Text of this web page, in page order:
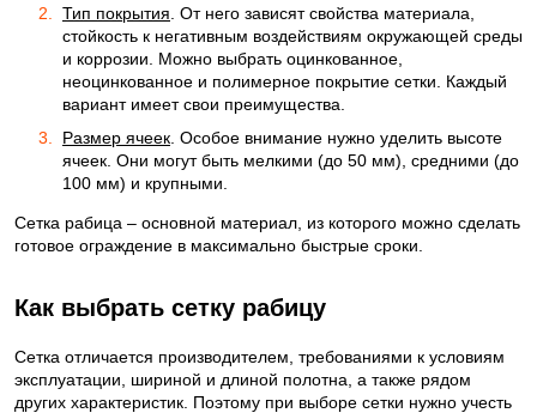
Тип покрытия. От него зависят свойства материала,
стойкость к негативным воздействиям окружающей среды
и коррозии. Можно выбрать оцинкованное,
неоцинкованное и полимерное покрытие сетки. Каждый
вариант имеет свои преимущества.
Размер ячеек . Особое внимание нужно уделить высоте
ячеек. Они могут быть мелкими (до 50 мм), средними (до
100 мм) и крупными.
Сетка рабица – основной материал, из которого можно сделать
готовое ограждение в максимально быстрые сроки.
Как выбрать сетку рабицу
Сетка отличается производителем, требованиями к условиям
эксплуатации, шириной и длиной полотна, а также рядом
других характеристик. Поэтому при выборе сетки нужно учесть